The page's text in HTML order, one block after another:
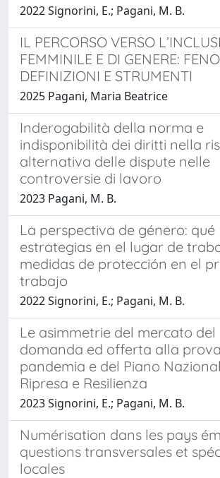
2022 Signorini, E.; Pagani, M. B.
IL PERCORSO VERSO
FEMMINILE E DI GENERE:
DEFINIZIONI E STRUMENTI
2025 Pagani, Maria Beatrice
Inderogabilità della norma e
indisponibilità dei diritti nella
alternativa delle dispute nelle
controversie di lavoro
2023 Pagani, M. B.
La perspectiva de género: qué
estrategias en el lugar de
medidas de protección en el
trabajo
2022 Signorini, E.; Pagani, M. B.
Le asimmetrie del mercato
domanda ed offerta alla
pandemia e del Piano
Ripresa e Resilienza
2023 Signorini, E.; Pagani, M. B.
Numérisation dans les pays
questions transversales et
locales